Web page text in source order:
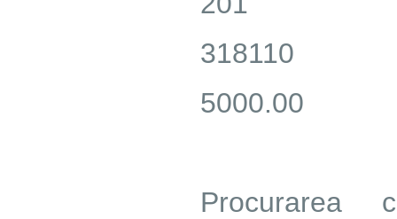
318110
5000.00
Procurarea